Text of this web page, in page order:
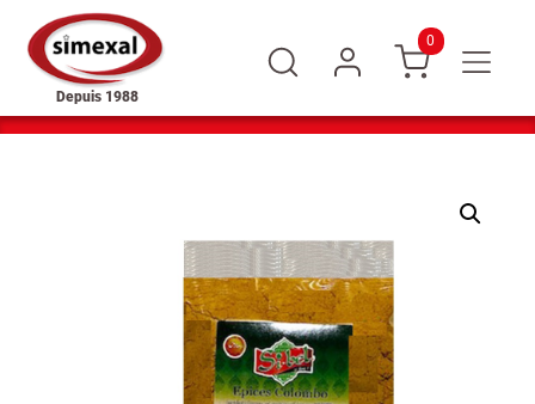
Depuis 1988
0